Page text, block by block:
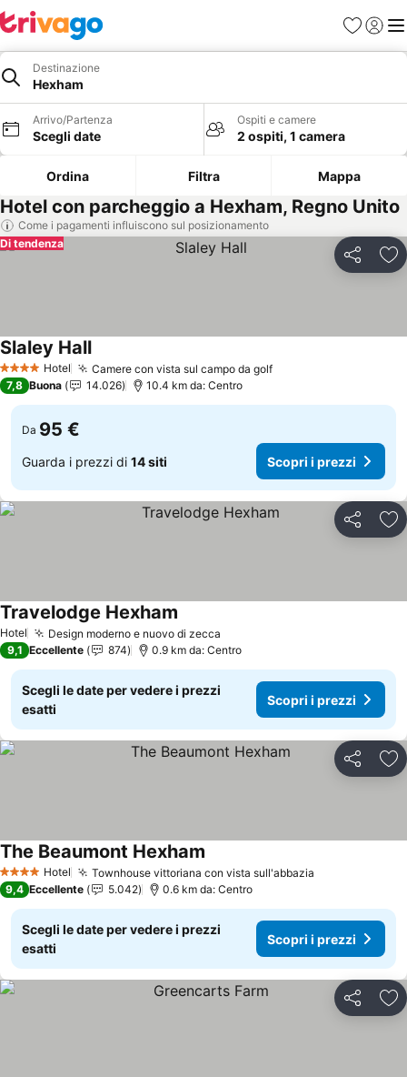
PreferitiAccedi
Destinazione
Hexham
Arrivo/Partenza
Scegli date
Ospiti e camere
2 ospiti, 1 camera
Ordina Filtra Mappa
Hotel con parcheggio a Hexham, Regno Unito
Come i pagamenti influiscono sul posizionamento
Condividi
Di tendenza
4 Stelle Hotel Camere con vista sul campo da golf
Slaley Hall
7,8 Buona 14.026 10.4 km da: Centro
Da 95 €
Guarda i prezzi di 14 siti Scopri i prezzi
Condividi
Hotel Design moderno e nuovo di zecca
Travelodge Hexham
9,1 Eccellente 874 0.9 km da: Centro
Scegli le date per vedere i prezzi
esatti
Scopri i prezzi
Condividi
4 Stelle Hotel Townhouse vittoriana con vista sull'abbazia
The Beaumont Hexham
9,4 Eccellente 5.042 0.6 km da: Centro
Scegli le date per vedere i prezzi
esatti
Scopri i prezzi
Condividi